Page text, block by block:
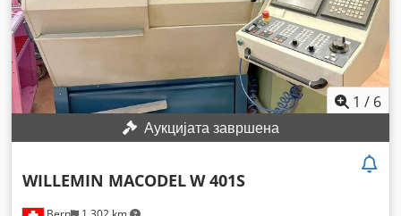
1 / 6
Аукцијата завршена
WILLEMIN MACODELW 401S